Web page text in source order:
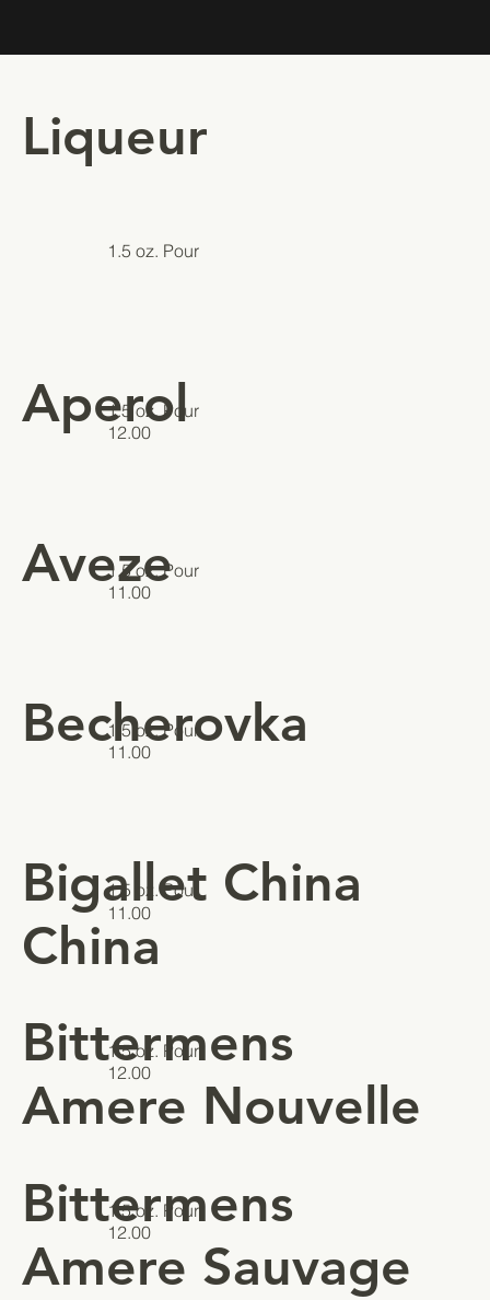
Liqueur
1.5 oz. Pour
Aperol
1.5 oz. Pour
12.00
Aveze
1.5 oz. Pour
11.00
Becherovka
1.5 oz. Pour
11.00
Bigallet China
China
1.5 oz. Pour
11.00
Bittermens
Amere Nouvelle
1.5 oz. Pour
12.00
Bittermens
Amere Sauvage
1.5 oz. Pour
12.00